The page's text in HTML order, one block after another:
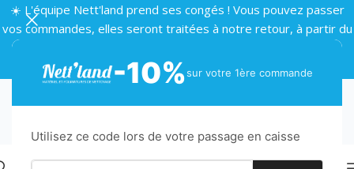
-10%sur votre 1ère commande
Utilisez ce code lors de votre passage en caisse
☀️ L'équipe Nett'land prend ses congés ! Vous pouvez passer
vos commandes, elles seront traitées à notre retour, à partir du